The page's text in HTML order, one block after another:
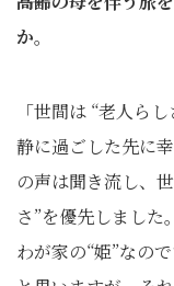
か。
「世間は “老人ら
静に過ごした先に
の声は聞き流し、
さ”を優先しました
わが家の“姫”なの